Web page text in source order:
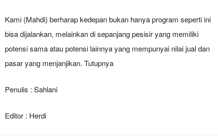
Kami (Mahdi) berharap kedepan bukan hanya program seperti ini
bisa dijalankan, melainkan di sepanjang pesisir yang memiliki
potensi sama atau potensi lainnya yang mempunyai nilai jual dan
pasar yang menjanjikan. Tutupnya
Penulis : Sahlani
Editor : Herdi